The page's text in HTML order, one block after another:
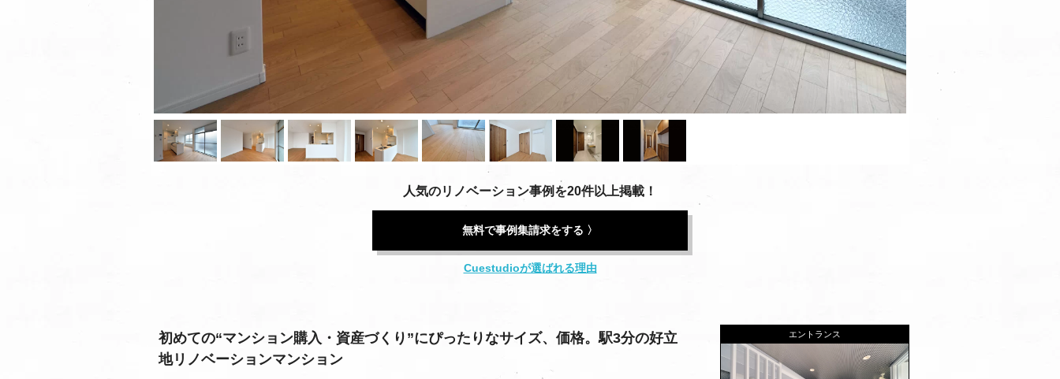
人気のリノベーション事例を20件以上掲載！
無料で事例集請求をする 〉
Cuestudioが選ばれる理由
初めての“マンション購入・資産づくり”にぴったりなサイズ、価格。駅3分の好立
地リノベーションマンション
エントランス